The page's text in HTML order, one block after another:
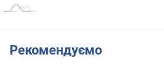
Рекомендуємо